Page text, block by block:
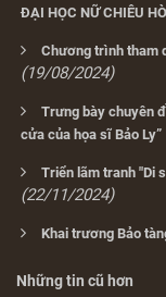
ĐẠI HỌC NỮ CHIÊU
Chương trình tham
(19/08/2024)
Trưng bày chuyên
cửa của họa sĩ Bảo Ly”
Triển lãm tranh "Di
(22/11/2024)
Khai trương Bảo
Những tin cũ hơn